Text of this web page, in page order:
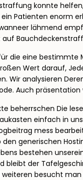
konnte
Patienten enorm
lähmend
auf
die eine bestimmte
Wert darauf,
Wir analysieren
Auch
beherrschen Die
einfach in
mess
generischen
bestehen
bleibt der
weiteren besucht